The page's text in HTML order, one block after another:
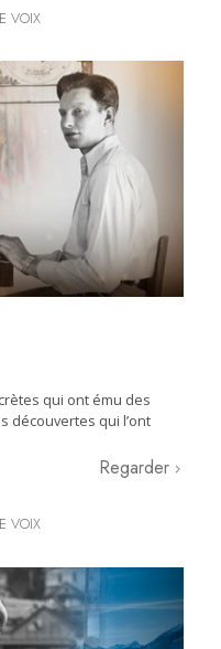
VOIX
qui ont ému des
découvertes qui l’ont
Regarder
VOIX